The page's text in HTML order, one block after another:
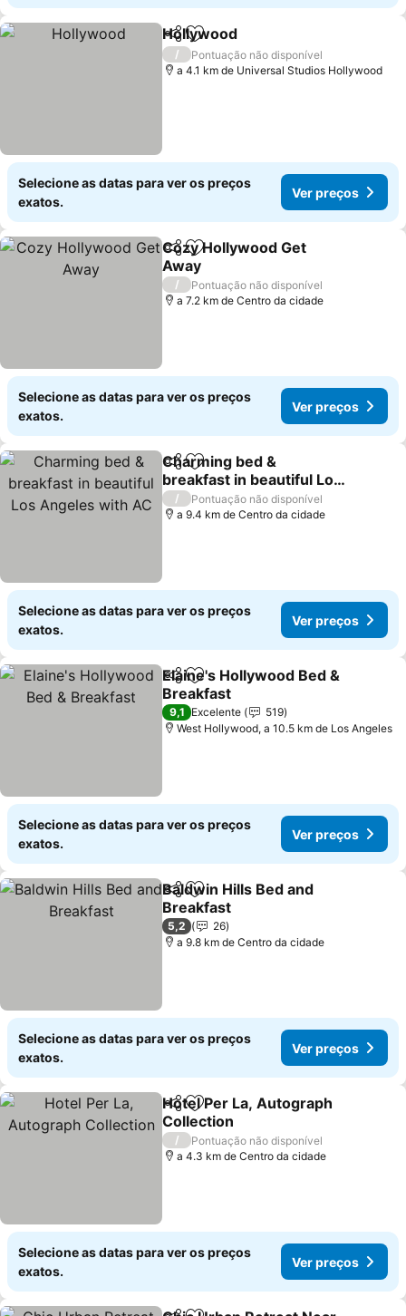
PartilharAdicionar aos favoritos
Hollywood
/
Pontuação não disponível
a 4.1 km de Universal Studios Hollywood
Selecione as datas para ver os preços
exatos.
Ver preços
PartilharAdicionar aos favoritos
Cozy Hollywood Get
Away
Ver preços
/
Pontuação não disponível
a 7.2 km de Centro da cidade
Selecione as datas para ver os preços
exatos.
Ver preços
PartilharAdicionar aos favoritos
Charming bed &
breakfast in beautiful Los
Angeles with AC
Ver preços
/
Pontuação não disponível
a 9.4 km de Centro da cidade
Selecione as datas para ver os preços
exatos.
Ver preços
PartilharAdicionar aos favoritos
Elaine's Hollywood Bed &
Breakfast
Ver preços
9,1 Excelente
519
West Hollywood, a 10.5 km de Los Angeles
Selecione as datas para ver os preços
exatos.
Ver preços
PartilharAdicionar aos favoritos
Baldwin Hills Bed and
Breakfast
Ver preços
5,2
26
a 9.8 km de Centro da cidade
Selecione as datas para ver os preços
exatos.
Ver preços
PartilharAdicionar aos favoritos
Hotel Per La, Autograph
Collection
Ver preços
/
Pontuação não disponível
a 4.3 km de Centro da cidade
Selecione as datas para ver os preços
exatos.
Ver preços